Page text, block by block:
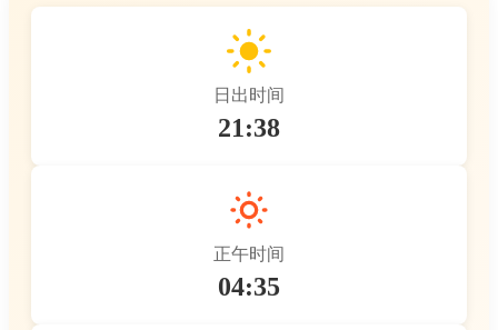
日出时间
21:38
正午时间
04:35